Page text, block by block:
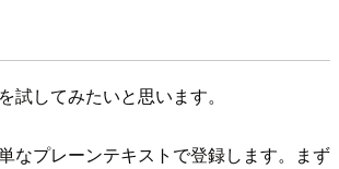
試してみたいと思います。
なプレーンテキストで登録します。まず